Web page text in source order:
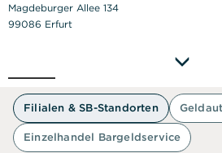
Magdeburger Allee 134
99086 Erfurt
Filialen & SB-Standorten
Einzelhandel Bargeldservice